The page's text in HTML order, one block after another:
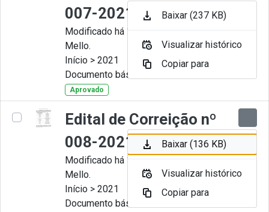
007-2021
Modificado há 11 Meses por Artur
Mello.
Início > 2021
Documento básico
Aprovado
Edital de Correição nº
008-2021
Modificado há 11 Meses por Artur
Mello.
Início > 2021
Documento básico
Baixar (237 KB)
Visualizar histórico
Copiar para
Baixar (136 KB)
Visualizar histórico
Copiar para